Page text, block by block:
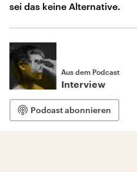
sei das keine Alternative.
Aus dem Podcast
Interview
Podcast abonnieren